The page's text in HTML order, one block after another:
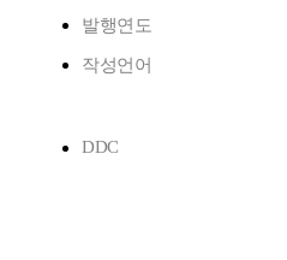
발행연도
작성언어
DDC